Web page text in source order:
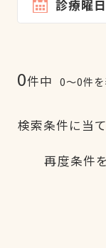
診療曜日
0件中 0〜0件
検索条件に当
再度条件